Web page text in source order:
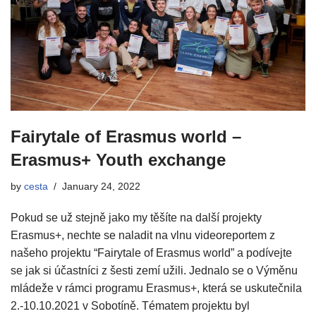
Fairytale of Erasmus world –
Erasmus+ Youth exchange
by cesta January 24, 2022
Pokud se už stejně jako my těšíte na další projekty
Erasmus+, nechte se naladit na vlnu videoreportem z
našeho projektu “Fairytale of Erasmus world” a podívejte
se jak si účastníci z šesti zemí užili. Jednalo se o Výměnu
mládeže v rámci programu Erasmus+, která se uskutečnila
2.-10.10.2021 v Sobotíně. Tématem projektu byl